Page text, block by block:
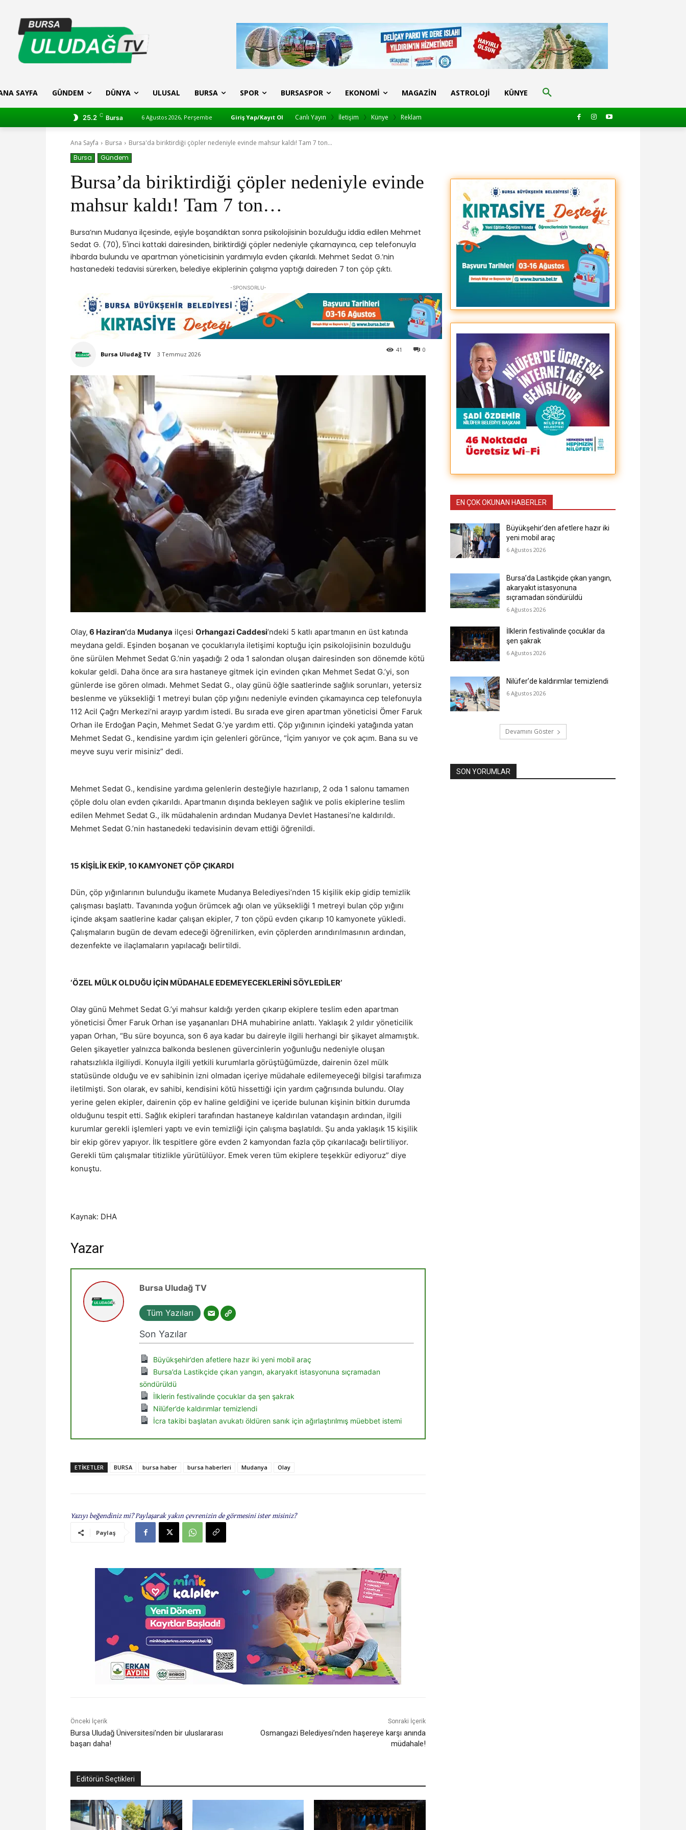
SAYFA GÜNDEM DÜNYA ULUSAL BURSA SPOR BURSASPOR EKONOMI MAGAZIN ASTROLOJI KÜNYE
25.2 C Bursa 6 Ağustos 2026, Perşembe Giriş Yap/Kayıt Ol Canlı Yayın İletişim Künye Reklam
Ana Sayfa Bursa
Bursa'da biriktirdiği çöpler nedeniyle evinde mahsur kaldı! Tam 7 ton...
Bursa
Gündem
Bursa’da biriktirdiği çöpler nedeniyle evinde
mahsur kaldı! Tam 7 ton…
Bursa’nın Mudanya ilçesinde, eşiyle boşandıktan sonra psikolojisinin bozulduğu iddia edilen Mehmet
Sedat G. (70), 5'inci kattaki dairesinden, biriktirdiği çöpler nedeniyle çıkamayınca, cep telefonuyla
ihbarda bulundu ve apartman yöneticisinin yardımıyla evden çıkarıldı. Mehmet Sedat G.’nin
hastanedeki tedavisi sürerken, belediye ekiplerinin çalışma yaptığı daireden 7 ton çöp çıktı.
-SPONSORLU-
Bursa Uludağ TV 3 Temmuz 2026
0
41
Olay, 6 Haziran’da Mudanya ilçesi Orhangazi Caddesi’ndeki 5 katlı apartmanın en üst katında
meydana geldi. Eşinden boşanan ve çocuklarıyla iletişimi koptuğu için psikolojisinin bozulduğu
öne sürülen Mehmet Sedat G.’nin yaşadığı 2 oda 1 salondan oluşan dairesinden son dönemde kötü
kokular geldi. Daha önce ara sıra hastaneye gitmek için evinden çıkan Mehmet Sedat G.’yi, son
günlerde ise gören olmadı. Mehmet Sedat G., olay günü öğle saatlerinde sağlık sorunları, yetersiz
beslenme ve yüksekliği 1 metreyi bulan çöp yığını nedeniyle evinden çıkamayınca cep telefonuyla
112 Acil Çağrı Merkezi’ni arayıp yardım istedi. Bu sırada eve giren apartman yöneticisi Ömer Faruk
Orhan ile Erdoğan Paçin, Mehmet Sedat G.’ye yardım etti. Çöp yığınının içindeki yatağında yatan
Mehmet Sedat G., kendisine yardım için gelenleri görünce, “İçim yanıyor ve çok açım. Bana su ve
meyve suyu verir misiniz” dedi.
Mehmet Sedat G., kendisine yardıma gelenlerin desteğiyle hazırlanıp, 2 oda 1 salonu tamamen
çöple dolu olan evden çıkarıldı. Apartmanın dışında bekleyen sağlık ve polis ekiplerine teslim
edilen Mehmet Sedat G., ilk müdahalenin ardından Mudanya Devlet Hastanesi’ne kaldırıldı.
Mehmet Sedat G.’nin hastanedeki tedavisinin devam ettiği öğrenildi.
15 KİŞİLİK EKİP, 10 KAMYONET ÇÖP ÇIKARDI
Dün, çöp yığınlarının bulunduğu ikamete Mudanya Belediyesi’nden 15 kişilik ekip gidip temizlik
çalışması başlattı. Tavanında yoğun örümcek ağı olan ve yüksekliği 1 metreyi bulan çöp yığını
içinde akşam saatlerine kadar çalışan ekipler, 7 ton çöpü evden çıkarıp 10 kamyonete yükledi.
Çalışmaların bugün de devam edeceği öğrenilirken, evin çöplerden arındırılmasının ardından,
dezenfekte ve ilaçlamaların yapılacağı belirtildi.
‘ÖZEL MÜLK OLDUĞU İÇİN MÜDAHALE EDEMEYECEKLERİNİ SÖYLEDİLER’
Olay günü Mehmet Sedat G.’yi mahsur kaldığı yerden çıkarıp ekiplere teslim eden apartman
yöneticisi Ömer Faruk Orhan ise yaşananları DHA muhabirine anlattı. Yaklaşık 2 yıldır yöneticilik
yapan Orhan, “Bu süre boyunca, son 6 aya kadar bu daireyle ilgili herhangi bir şikayet almamıştık.
Gelen şikayetler yalnızca balkonda beslenen güvercinlerin yoğunluğu nedeniyle oluşan
rahatsızlıkla ilgiliydi. Konuyla ilgili yetkili kurumlarla görüştüğümüzde, dairenin özel mülk
statüsünde olduğu ve ev sahibinin izni olmadan içeriye müdahale edilemeyeceği bilgisi tarafımıza
iletilmişti. Son olarak, ev sahibi, kendisini kötü hissettiği için yardım çağrısında bulundu. Olay
yerine gelen ekipler, dairenin çöp ev haline geldiğini ve içeride bulunan kişinin bitkin durumda
olduğunu tespit etti. Sağlık ekipleri tarafından hastaneye kaldırılan vatandaşın ardından, ilgili
kurumlar gerekli işlemleri yaptı ve evin temizliği için çalışma başlatıldı. Şu anda yaklaşık 15 kişilik
bir ekip görev yapıyor. İlk tespitlere göre evden 2 kamyondan fazla çöp çıkarılacağı belirtiliyor.
Gerekli tüm çalışmalar titizlikle yürütülüyor. Emek veren tüm ekiplere teşekkür ediyoruz” diye
konuştu.
Kaynak: DHA
Yazar
Bursa Uludağ TV
Tüm Yazıları
Son Yazılar
Büyükşehir’den afetlere hazır iki yeni mobil araç
Bursa’da Lastikçide çıkan yangın, akaryakıt istasyonuna sıçramadan
söndürüldü
İlklerin festivalinde çocuklar da şen şakrak
Nilüfer’de kaldırımlar temizlendi
İcra takibi başlatan avukatı öldüren sanık için ağırlaştırılmış müebbet istemi
ETIKETLER BURSA bursa haber bursa haberleri Mudanya Olay
Yazıyı beğendiniz mi? Paylaşarak yakın çevrenizin de görmesini ister misiniz?
Paylaş
Önceki İçerik
Bursa Uludağ Üniversitesi’nden bir uluslararası
başarı daha!
Sonraki İçerik
Osmangazi Belediyesi’nden haşereye karşı anında
müdahale!
Editörün Seçtikleri
EN ÇOK OKUNAN HABERLER
Büyükşehir’den afetlere hazır iki
yeni mobil araç
6 Ağustos 2026
Bursa’da Lastikçide çıkan yangın,
akaryakıt istasyonuna
sıçramadan söndürüldü
6 Ağustos 2026
İlklerin festivalinde çocuklar da
şen şakrak
6 Ağustos 2026
Nilüfer’de kaldırımlar temizlendi
6 Ağustos 2026
Devamını Göster
SON YORUMLAR